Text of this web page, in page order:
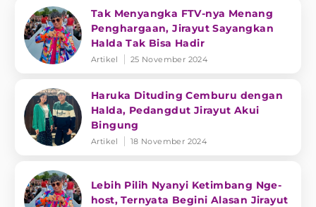
Tak Menyangka FTV-nya Menang
Penghargaan, Jirayut Sayangkan
Halda Tak Bisa Hadir
Artikel 25 November 2024
Haruka Dituding Cemburu dengan
Halda, Pedangdut Jirayut Akui
Bingung
Artikel 18 November 2024
Lebih Pilih Nyanyi Ketimbang Nge-
host, Ternyata Begini Alasan Jirayut